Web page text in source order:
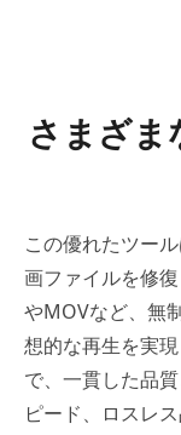
さまざま
この優れたツー
画ファイルを修
やMOVなど、無
想的な再生を実
で、一貫した品
ピード、ロスレ